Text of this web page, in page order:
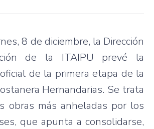
8 de diciembre, la Dirección
de la ITAIPU prevé la
de la primera etapa de la
Hernandarias. Se trata
obras más anheladas por los
que apunta a consolidarse,